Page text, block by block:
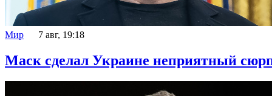
Мир 7 авг, 19:18
Маск сделал Украине неприятный